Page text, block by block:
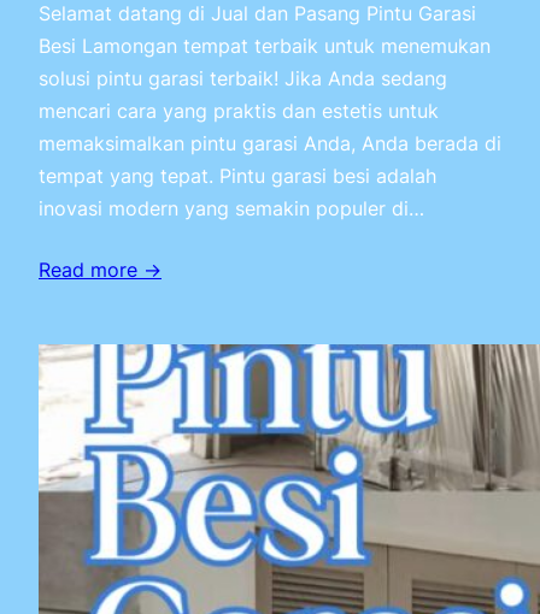
Selamat datang di Jual dan Pasang Pintu Garasi
Besi Lamongan tempat terbaik untuk menemukan
solusi pintu garasi terbaik! Jika Anda sedang
mencari cara yang praktis dan estetis untuk
memaksimalkan pintu garasi Anda, Anda berada di
tempat yang tepat. Pintu garasi besi adalah
inovasi modern yang semakin populer di…
Read more →